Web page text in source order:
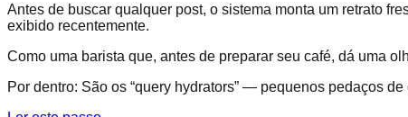
Antes de buscar qualquer post, o sistema monta um retrato
exibido recentemente.
Como uma barista que, antes de preparar seu café, dá uma
Por dentro: São os “query hydrators” — pequenos pedaços